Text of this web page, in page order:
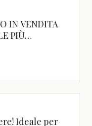
IN VENDITA
PIÙ